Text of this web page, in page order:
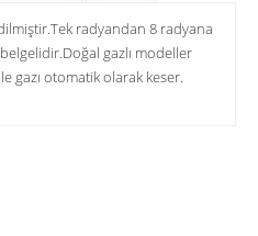
Tek radyandan 8 radyana
Doğal gazlı modeller
gazı otomatik olarak keser.